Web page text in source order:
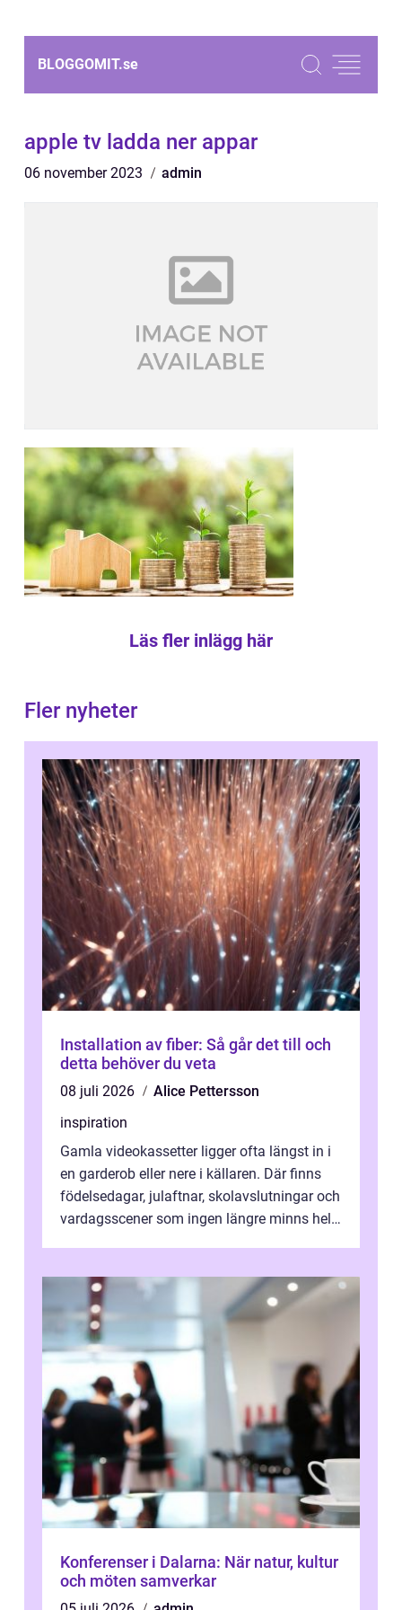
BLOGGOMIT.se
apple tv ladda ner appar
06 november 2023 admin
Läs fler inlägg här
Fler nyheter
Installation av fiber: Så går det till och
detta behöver du veta
08 juli 2026
Alice Pettersson
inspiration
Gamla videokassetter ligger ofta längst in i
en garderob eller nere i källaren. Där finns
födelsedagar, julaftnar, skolavslutningar och
vardagsscener som ingen längre minns helt.
Konferenser i Dalarna: När natur, kultur
och möten samverkar